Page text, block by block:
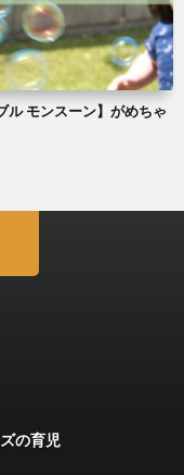
ル モンスーン】がめちゃ
の育児